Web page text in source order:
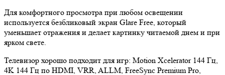
Для комфортного просмотра при любом освещении
используется безбликовый экран Glare Free, который
уменьшает отражения и делает картинку читаемой днем и при
ярком свете.
Телевизор хорошо подходит для игр: Motion Xcelerator 144 Гц,
4K 144 Гц по HDMI, VRR, ALLM, FreeSync Premium Pro,